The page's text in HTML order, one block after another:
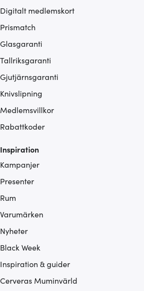
Digitalt medlemskort
Prismatch
Glasgaranti
Tallriksgaranti
Gjutjärnsgaranti
Knivslipning
Medlemsvillkor
Rabattkoder
Inspiration
Kampanjer
Presenter
Rum
Varumärken
Nyheter
Black Week
Inspiration & guider
Cerveras Muminvärld